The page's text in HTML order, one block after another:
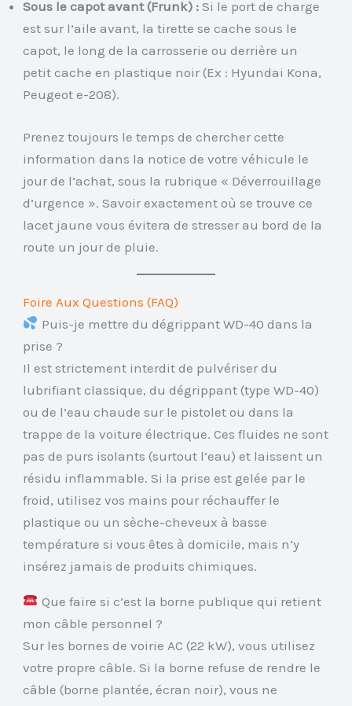
Sous le capot avant (Frunk) : Si le port de charge
est sur l’aile avant, la tirette se cache sous le
capot, le long de la carrosserie ou derrière un
petit cache en plastique noir (Ex : Hyundai Kona,
Peugeot e-208).
Prenez toujours le temps de chercher cette
information dans la notice de votre véhicule le
jour de l’achat, sous la rubrique « Déverrouillage
d’urgence ». Savoir exactement où se trouve ce
lacet jaune vous évitera de stresser au bord de la
route un jour de pluie.
Foire Aux Questions (FAQ)
Puis-je mettre du dégrippant WD-40 dans la
prise ?
Il est strictement interdit de pulvériser du
lubrifiant classique, du dégrippant (type WD-40)
ou de l’eau chaude sur le pistolet ou dans la
trappe de la voiture électrique. Ces fluides ne sont
pas de purs isolants (surtout l’eau) et laissent un
résidu inflammable. Si la prise est gelée par le
froid, utilisez vos mains pour réchauffer le
plastique ou un sèche-cheveux à basse
température si vous êtes à domicile, mais n’y
insérez jamais de produits chimiques.
Que faire si c’est la borne publique qui retient
mon câble personnel ?
Sur les bornes de voirie AC (22 kW), vous utilisez
votre propre câble. Si la borne refuse de rendre le
câble (borne plantée, écran noir), vous ne